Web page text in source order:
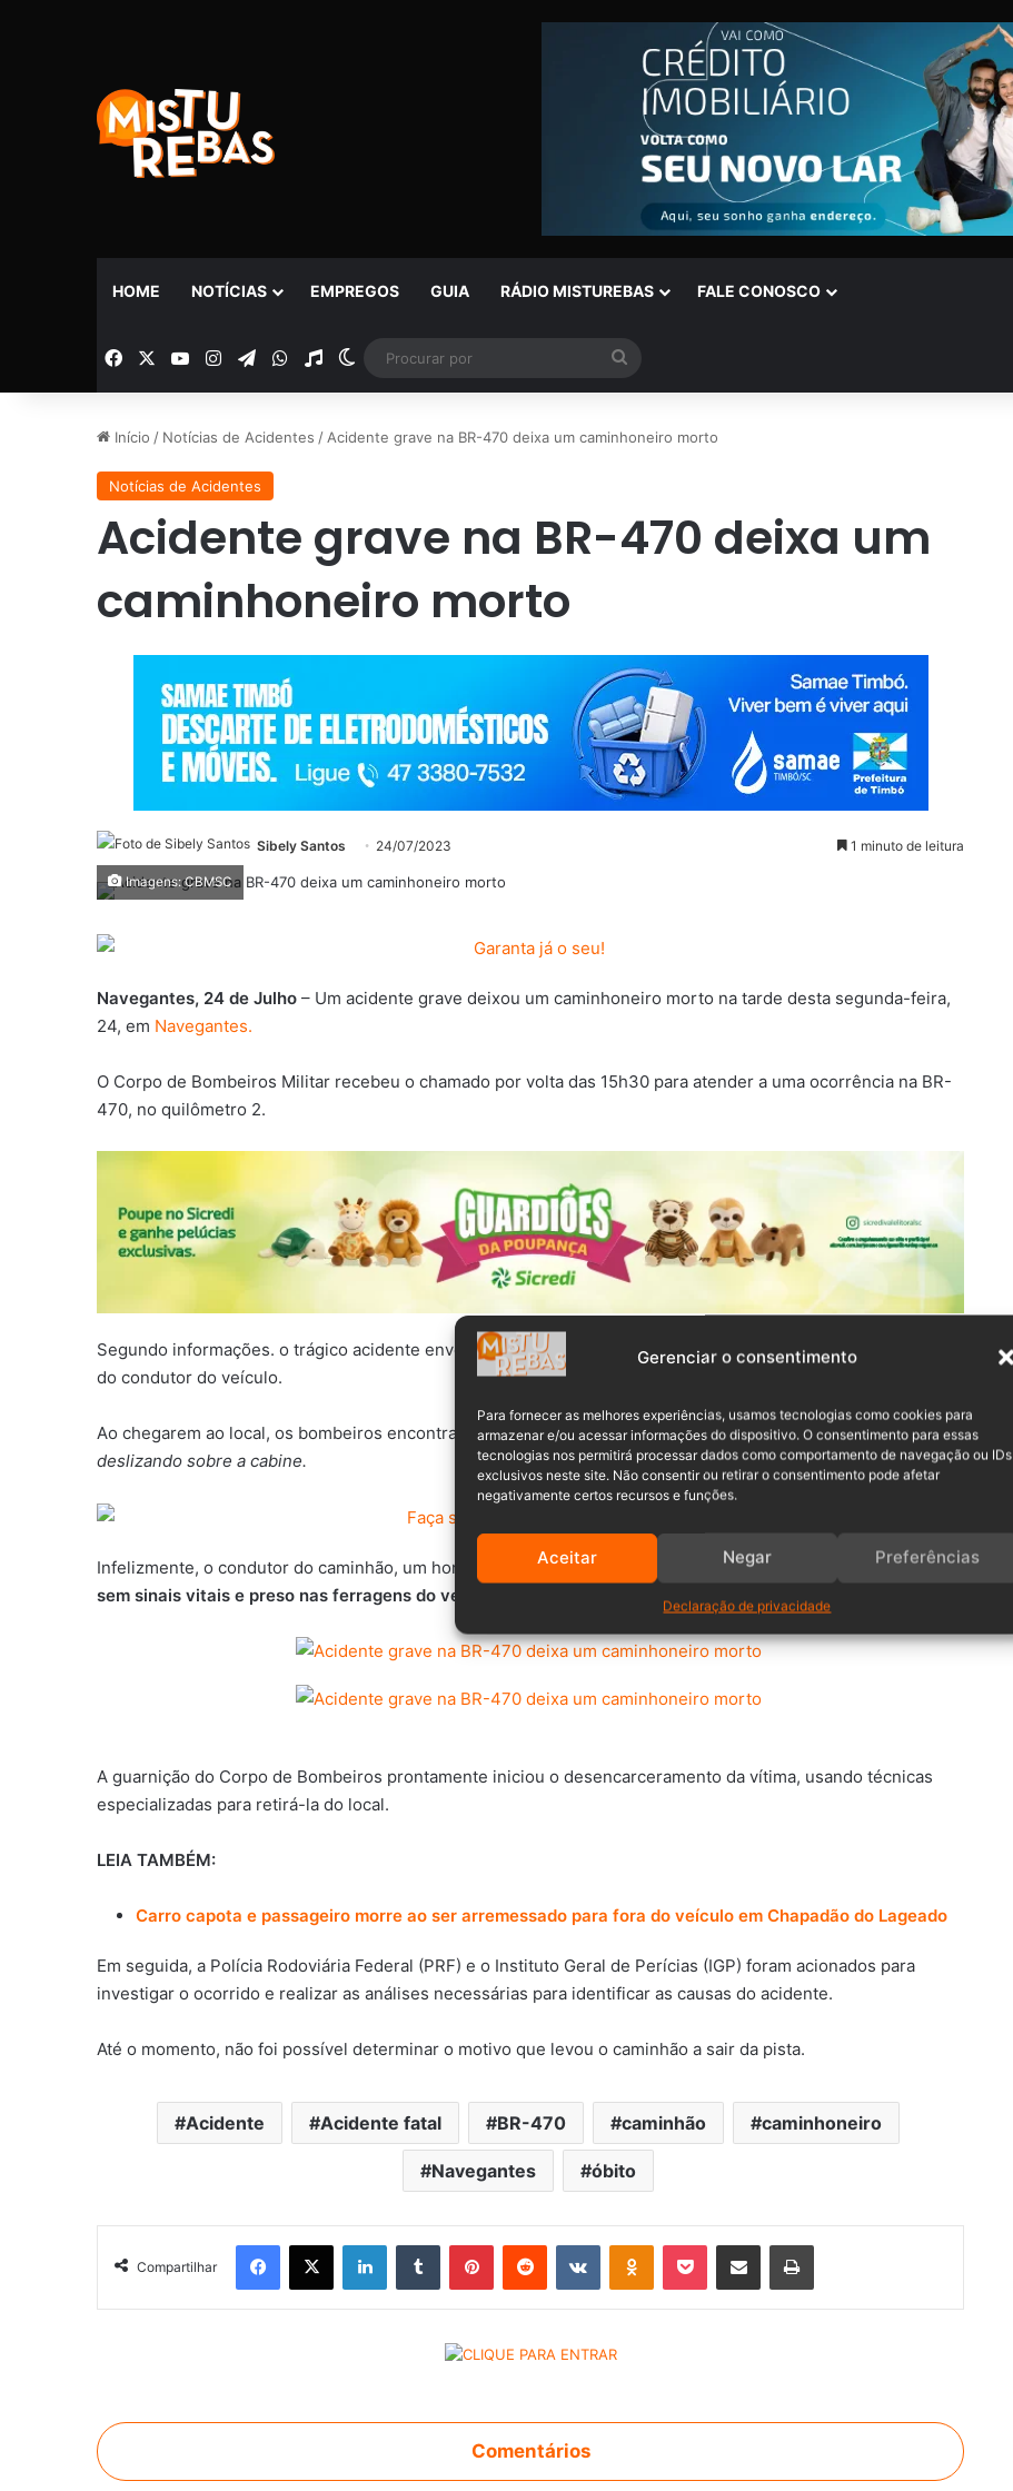
Gerenciar o consentimento
Para fornecer as melhores experiências, usamos tecnologias como cookies para
armazenar e/ou acessar informações do dispositivo. O consentimento para essas
tecnologias nos permitirá processar dados como comportamento de navegação ou IDs
exclusivos neste site. Não consentir ou retirar o consentimento pode afetar
negativamente certos recursos e funções.
Aceitar Negar Preferências
Declaração de privacidade
HOME NOTÍCIAS EMPREGOS GUIA RÁDIO MISTUREBAS FALE CONOSCO
Facebook YouTubeInstagramTelegramWhatsApp
Rádio Switch skin
por
Início / Notícias de Acidentes / Acidente grave na BR-470 deixa um caminhoneiro morto
Notícias de Acidentes
Acidente grave na BR-470 deixa um
caminhoneiro morto
Sibely Santos 24/07/2023 1 minuto de leitura
Imagens: CBMSC
Navegantes, 24 de Julho – Um acidente grave deixou um caminhoneiro morto na tarde desta segunda-feira,
24, em Navegantes.
O Corpo de Bombeiros Militar recebeu o chamado por volta das 15h30 para atender a uma ocorrência na BR-
470, no quilômetro 2.
Segundo informações. o trágico acidente envolveuum caminhão carregado de madeira,resultando na morte
do condutor do veículo.
Ao chegarem ao local, os bombeiros encontraram o caminhão fora da pista, coma carga de madeira
deslizando sobre a cabine.
Infelizmente, o condutor do caminhão, um homem cuja identidade ainda não foi revelada,
foi encontrado já
sem sinais vitais e preso nas ferragens do veículo.
A guarnição do Corpo de Bombeiros prontamente iniciou o desencarceramento da vítima, usando técnicas
especializadas para retirá-la do local.
LEIA TAMBÉM:
Carro capota e passageiro morre ao ser arremessado para fora do veículo em Chapadão do Lageado
Em seguida, a Polícia Rodoviária Federal (PRF) e o Instituto Geral de Perícias (IGP) foram acionados para
investigar o ocorrido e realizar as análises necessárias para identificar as causas do acidente.
Até o momento, não foi possível determinar o motivo que levou o caminhão a sair da pista.
Acidente Acidente fatal BR-470 caminhão caminhoneiro
Navegantes óbito
Compartilhar
Comentários